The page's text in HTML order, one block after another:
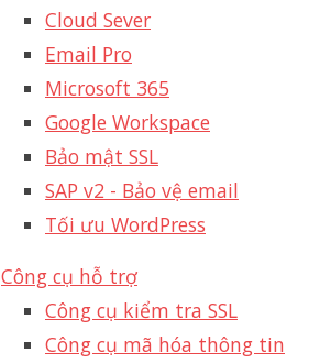
Cloud Sever
Email Pro
Microsoft 365
Google Workspace
Bảo mật SSL
SAP v2 - Bảo vệ email​
Tối ưu WordPress
Công cụ hỗ trợ
Công cụ kiểm tra SSL
Công cụ mã hóa thông tin